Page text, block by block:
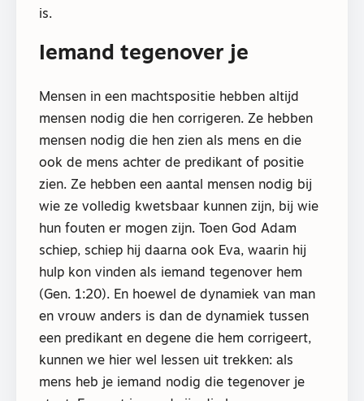
is.
Iemand tegenover je
Mensen in een machtspositie hebben altijd
mensen nodig die hen corrigeren. Ze hebben
mensen nodig die hen zien als mens en die
ook de mens achter de predikant of positie
zien. Ze hebben een aantal mensen nodig bij
wie ze volledig kwetsbaar kunnen zijn, bij wie
hun fouten er mogen zijn. Toen God Adam
schiep, schiep hij daarna ook Eva, waarin hij
hulp kon vinden als iemand tegenover hem
(Gen. 1:20). En hoewel de dynamiek van man
en vrouw anders is dan de dynamiek tussen
een predikant en degene die hem corrigeert,
kunnen we hier wel lessen uit trekken: als
mens heb je iemand nodig die tegenover je